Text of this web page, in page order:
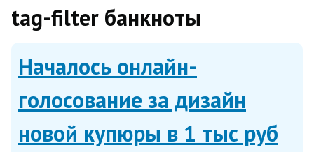
tag-filter банкноты
Началось онлайн-
голосование за дизайн
новой купюры в 1 тыс руб